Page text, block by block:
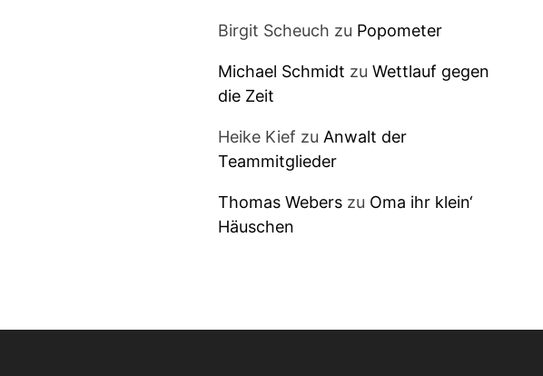
Birgit Scheuch zu Popometer
Michael Schmidt zu Wettlauf gegen
die Zeit
Heike Kief zu Anwalt der
Teammitglieder
Thomas Weberszu Oma ihr klein‘
Häuschen